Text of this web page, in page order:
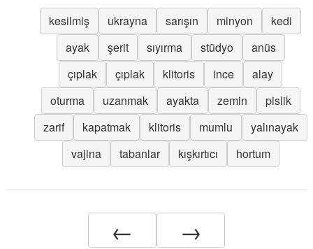
kesilmiş ukrayna sarışın minyon
kedi
ayak
şerit sıyırma stüdyo
anüs
çıplak
çıplak klitoris ince
alay
oturma
uzanmak ayakta zemin
pislik
zarif
kapatmak klitoris mumlu
yalınayak
vajina
tabanlar kışkırtıcı hortum
← →